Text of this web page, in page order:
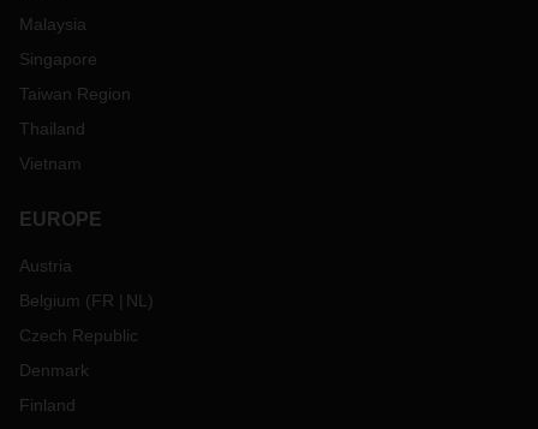
Malaysia
Singapore
Taiwan Region
Thailand
Vietnam
EUROPE
Austria
Belgium (FR NL )
Czech Republic
Denmark
Finland